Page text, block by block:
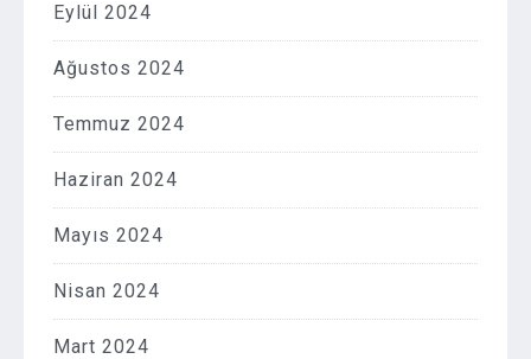
Eylül 2024
Ağustos 2024
Temmuz 2024
Haziran 2024
Mayıs 2024
Nisan 2024
Mart 2024